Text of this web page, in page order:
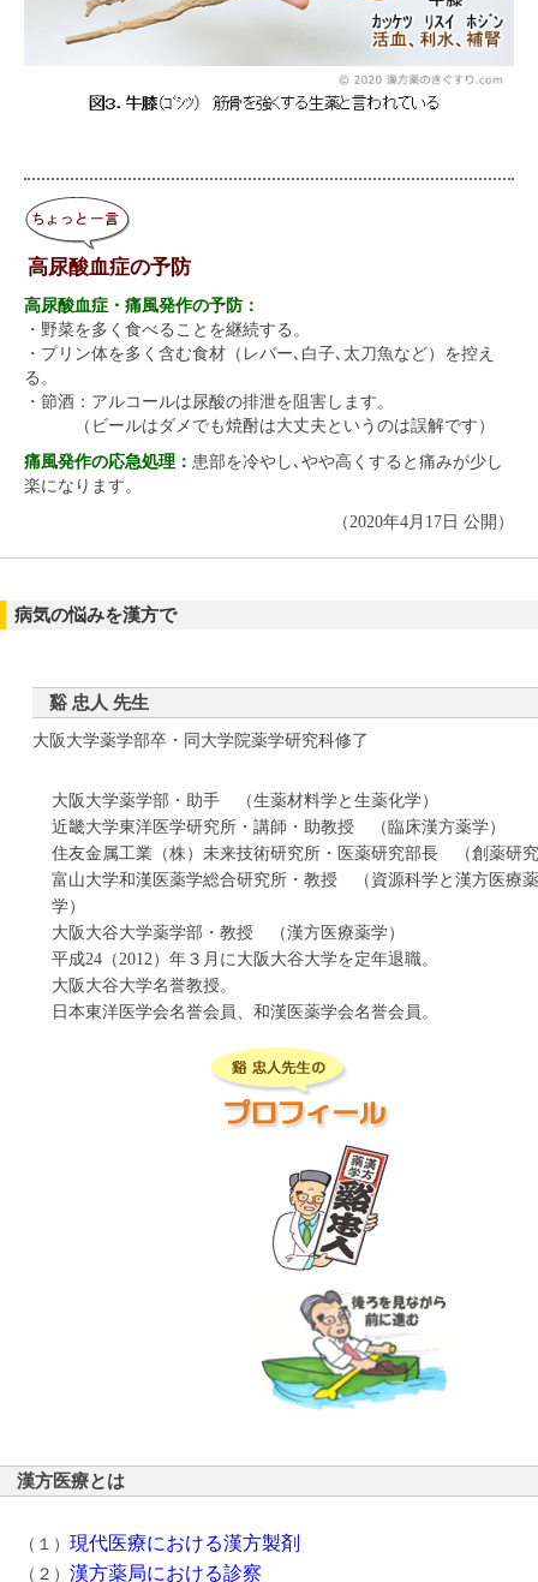
高尿酸血症の予防
高尿酸血症・痛風発作の予防：
・野菜を多く食べることを継続する。
・プリン体を多く含む食材（レバー､白子､太刀魚など）を控え
る。
・節酒：アルコールは尿酸の排泄を阻害します。
（ビールはダメでも焼酎は大丈夫というのは誤解です）
痛風発作の応急処理： 患部を冷やし､やや高くすると痛みが少し
楽になります。
（2020年4月17日 公開）
病気の悩みを漢方で
谿 忠人 先生
大阪大学薬学部卒・同大学院薬学研究科修了
大阪大学薬学部・助手 （生薬材料学と生薬化学）
近畿大学東洋医学研究所・講師・助教授 （臨床漢方薬学）
住友金属工業（株）未来技術研究所・医薬研究部長 （創薬研
富山大学和漢医薬学総合研究所・教授 （資源科学と漢方医療薬
学）
大阪大谷大学薬学部・教授 （漢方医療薬学）
平成24（2012）年３月に大阪大谷大学を定年退職。
大阪大谷大学名誉教授。
日本東洋医学会名誉会員、和漢医薬学会名誉会員。
漢方医療とは
（１） 現代医療における漢方製剤
（２） 漢方薬局における診察